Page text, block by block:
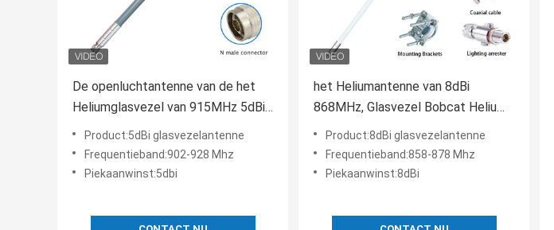
De openluchtantenne van de het
Heliumglasvezel van 915MHz 5dBi,
Us915 Lora Lorawan Rak Miner
Antenna
Product:5dBi glasvezelantenne
Frequentieband:902-928 Mhz
Piekaanwinst:5dbi
het Heliumantenne van 8dBi
868MHz, Glasvezel Bobcat Helium
Miner Antenna
Product:8dBi glasvezelantenne
Frequentieband:858-878 Mhz
Piekaanwinst:8dBi